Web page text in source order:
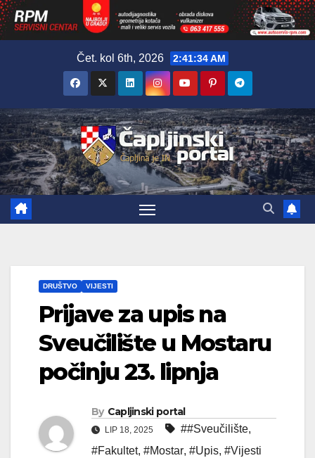
Čet. kol 6th, 2026 2:41:35 AM
DRUŠTVO VIJESTI
Prijave za upis na
Sveučilište u Mostaru
počinju 23. lipnja
By Capljinski portal
LIP 18, 2025 ##Sveučilište,
#Fakultet, #Mostar, #Upis, #Vijesti